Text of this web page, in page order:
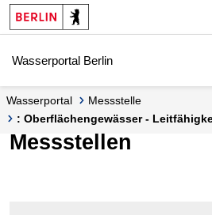
Springe zur Navigation
Springe zum Inhalt
Wasserportal Berlin
Wasserportal
Messstelle
: Oberflächengewässer -
Messstellen